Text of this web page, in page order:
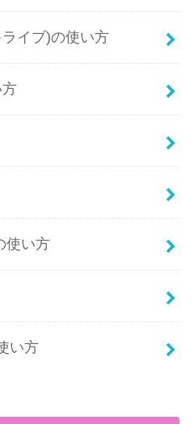
イブ)の使い方
使い方
い方